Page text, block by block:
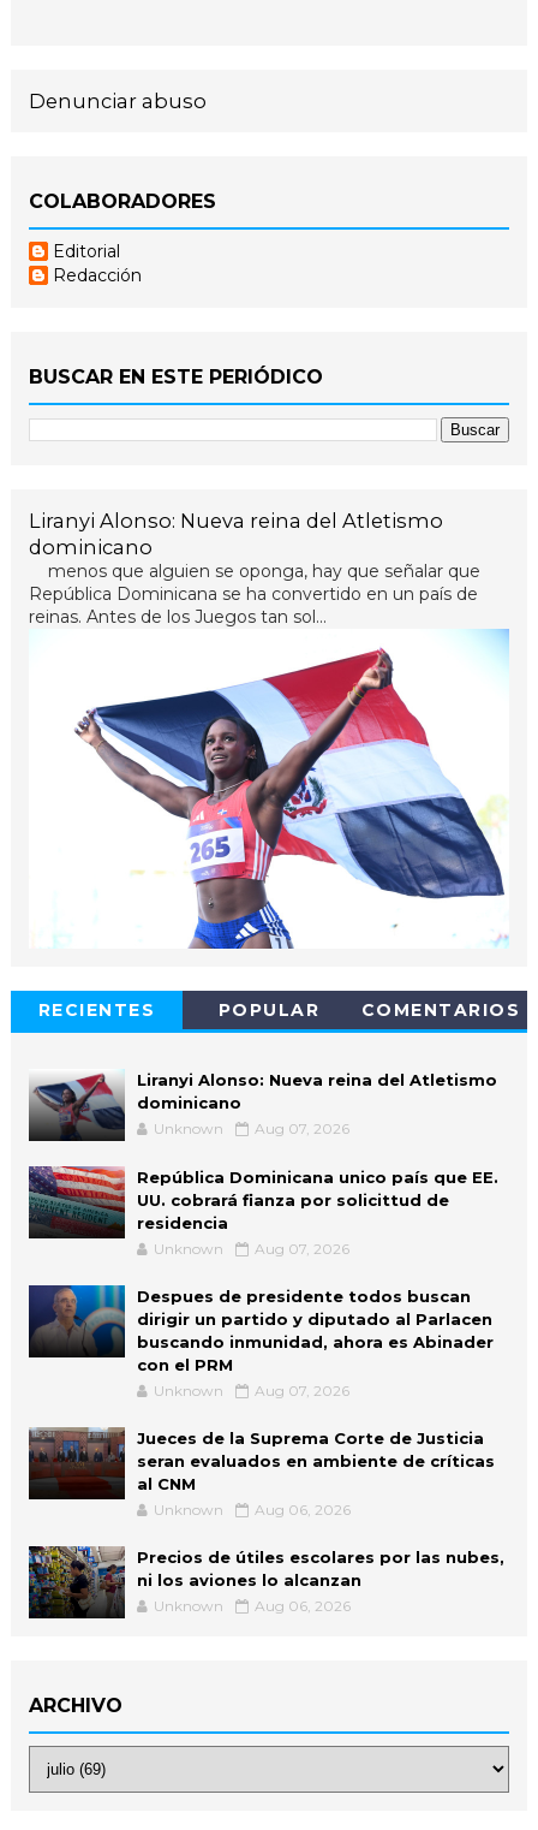
Denunciar abuso
COLABORADORES
Editorial
Redacción
BUSCAR EN ESTE PERIÓDICO
Liranyi Alonso: Nueva reina del Atletismo
dominicano
menos que alguien se oponga, hay que señalar que
República Dominicana se ha convertido en un país de
reinas. Antes de los Juegos tan sol...
RECIENTES POPULAR COMENTARIOS
Liranyi Alonso: Nueva reina del Atletismo
dominicano
Unknown Aug 07, 2026
República Dominicana unico país que EE.
UU. cobrará fianza por solicittud de
residencia
Unknown Aug 07, 2026
Despues de presidente todos buscan
dirigir un partido y diputado al Parlacen
buscando inmunidad, ahora es Abinader
con el PRM
Unknown Aug 07, 2026
Jueces de la Suprema Corte de Justicia
seran evaluados en ambiente de críticas
al CNM
Unknown Aug 06, 2026
Precios de útiles escolares por las nubes,
ni los aviones lo alcanzan
Unknown Aug 06, 2026
ARCHIVO